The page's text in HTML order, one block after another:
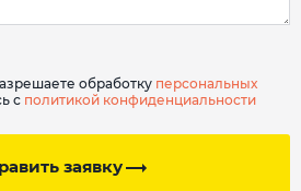
заявку
обработку персональных
с политикой конфиденциальности